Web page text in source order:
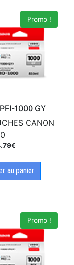
Promo !
1000 GY
CANON
€
au panier
Promo !